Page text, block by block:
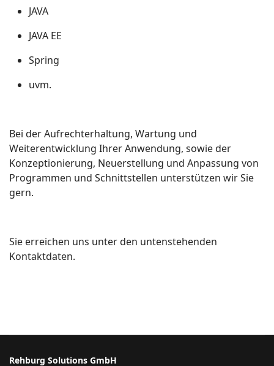
JAVA
JAVA EE
Spring
uvm.
Bei der Aufrechterhaltung, Wartung und
Weiterentwicklung Ihrer Anwendung, sowie der
Konzeptionierung, Neuerstellung und Anpassung von
Programmen und Schnittstellen unterstützen wir Sie
gern.
Sie erreichen uns unter den untenstehenden
Kontaktdaten.
Rehburg Solutions GmbH